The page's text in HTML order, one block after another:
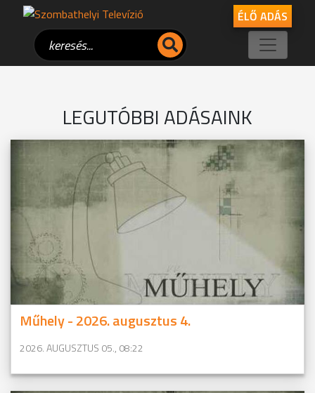
ÉLŐ ADÁS
LEGUTÓBBI ADÁSAINK
Műhely - 2026. augusztus 4.
2026. AUGUSZTUS 05., 08:22